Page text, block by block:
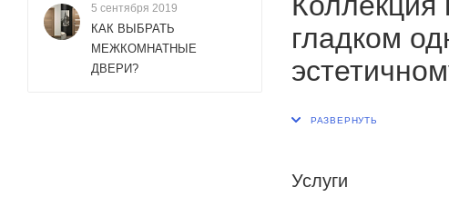
гладком
Услуги
5 сентября 2019
КАК ВЫБРАТЬ
МЕЖКОМНАТНЫЕ
ДВЕРИ?